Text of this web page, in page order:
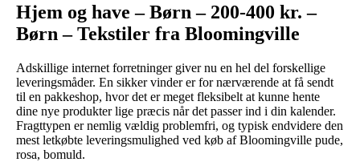
Hjem og have – Børn – 200-400 kr. –
Børn – Tekstiler fra Bloomingville
Adskillige internet forretninger giver nu en hel del forskellige
leveringsmåder. En sikker vinder er for nærværende at få sendt
til en pakkeshop, hvor det er meget fleksibelt at kunne hente
dine nye produkter lige præcis når det passer ind i din kalender.
Fragttypen er nemlig vældig problemfri, og typisk endvidere den
mest letkøbte leveringsmulighed ved køb af Bloomingville pude,
rosa, bomuld.